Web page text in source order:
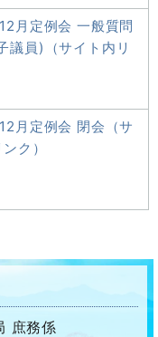
月定例会 一般質問
議員)（サイト内リ
月定例会 閉会（サ
ク）
庶務係